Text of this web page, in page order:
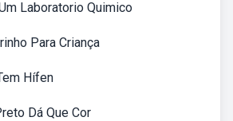
Laboratorio Quimico
Para Criança
Hífen
Dá Que Cor